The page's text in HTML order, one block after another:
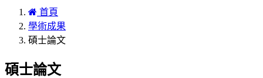
首頁
學術成果
碩士論文
碩士論文